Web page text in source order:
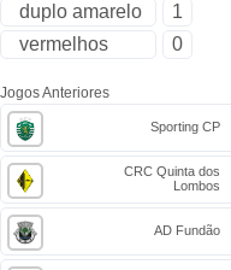
duplo amarelo
1
vermelhos
0
Jogos Anteriores
Sporting CP
CRC Quinta dos
Lombos
AD Fundão